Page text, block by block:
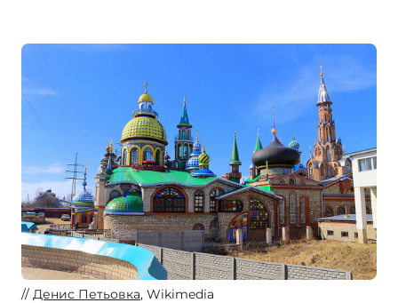
Денис Петьовка, Wikimedia